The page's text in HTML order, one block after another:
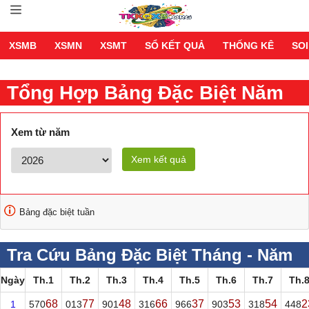
XSMB XSMN XSMT SỔ KẾT QUẢ THỐNG KÊ
Tổng Hợp Bảng Đặc Biệt Năm
2026
Xem từ năm
Xem kết quả
Bảng đặc biệt tuần
Tra Cứu Bảng Đặc Biệt Tháng - Năm
2026
Ngày Th.1 Th.2 Th.3 Th.4 Th.5 Th.6 Th.7 Th.8
1 57068 01377 90148 31666 96637 90353 31854 448